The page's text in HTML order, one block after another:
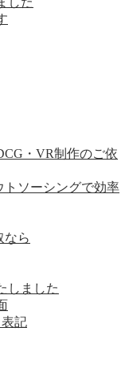
・VR制作のご依
トソーシングで効率
なら
しました
記